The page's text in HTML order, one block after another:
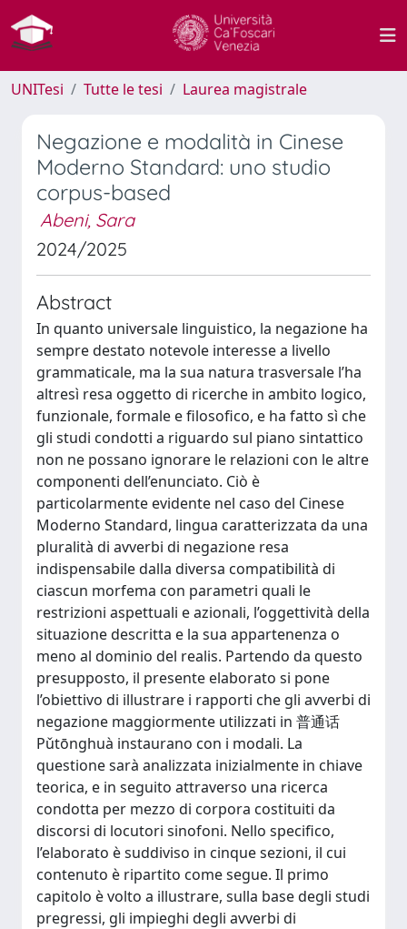
UNITesi Tutte le tesi Laurea magistrale
Negazione e modalità in Cinese
Moderno Standard: uno studio
corpus-based
Abeni, Sara
2024/2025
Abstract
In quanto universale linguistico, la negazione ha
sempre destato notevole interesse a livello
grammaticale, ma la sua natura trasversale l’ha
altresì resa oggetto di ricerche in ambito logico,
funzionale, formale e filosofico, e ha fatto sì che
gli studi condotti a riguardo sul piano sintattico
non ne possano ignorare le relazioni con le altre
componenti dell’enunciato. Ciò è
particolarmente evidente nel caso del Cinese
Moderno Standard, lingua caratterizzata da una
pluralità di avverbi di negazione resa
indispensabile dalla diversa compatibilità di
ciascun morfema con parametri quali le
restrizioni aspettuali e azionali, l’oggettività della
situazione descritta e la sua appartenenza o
meno al dominio del realis. Partendo da questo
presupposto, il presente elaborato si pone
l’obiettivo di illustrare i rapporti che gli avverbi di
negazione maggiormente utilizzati in 普通话
Pǔtōnghuà instaurano con i modali. La
questione sarà analizzata inizialmente in chiave
teorica, e in seguito attraverso una ricerca
condotta per mezzo di corpora costituiti da
discorsi di locutori sinofoni. Nello specifico,
l’elaborato è suddiviso in cinque sezioni, il cui
contenuto è ripartito come segue. Il primo
capitolo è volto a illustrare, sulla base degli studi
pregressi, gli impieghi degli avverbi di